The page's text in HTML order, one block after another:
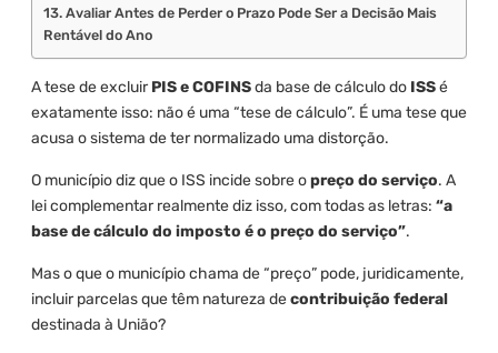
13. Avaliar Antes de Perder o Prazo Pode Ser a Decisão Mais
Rentável do Ano
A tese de excluirPIS e COFINSda base de cálculo do ISSé
exatamente isso: não é uma “tese de cálculo”. É uma tese que
acusa o sistema de ter normalizado uma distorção.
O município diz que o ISS incide sobre opreço do serviço. A
lei complementar realmente diz isso, com todas as letras: “a
base de cálculo do imposto é o preço do serviço”.
Mas o que o município chama de “preço” pode, juridicamente,
incluir parcelas que têm natureza decontribuição federal
destinada à União?